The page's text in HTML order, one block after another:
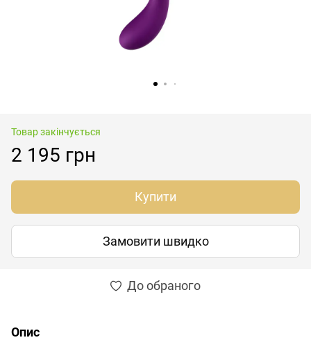
Товар закінчується
2 195 грн
Купити
Замовити швидко
До обраного
Опис